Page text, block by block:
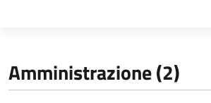
Amministrazione (2)